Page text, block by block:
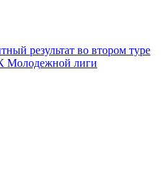
результат во втором туре
Молодежной лиги